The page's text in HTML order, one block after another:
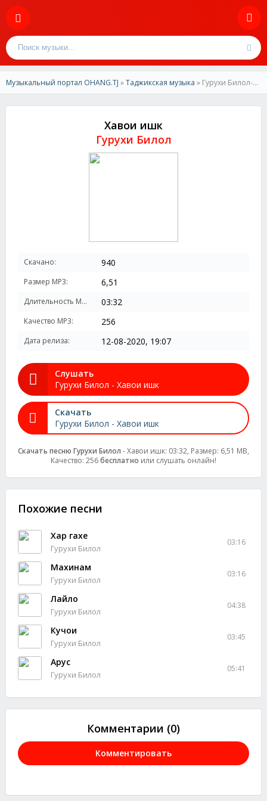
Музыкальный портал OHANG.TJ »Таджикская музыка » Гурухи Билол-Хавои ишк
Хавои ишк
Гурухи Билол
Скачано: 940
Размер MP3: 6,51
Длительность MP3: 03:32
Качество MP3: 256
Дата релиза: 12-08-2020, 19:07
Слушать
Гурухи Билол - Хавои ишк
Скачать
Гурухи Билол - Хавои ишк
Скачать песню Гурухи Билол - Хавои ишк: 03:32, Размер: 6,51 MB,
Качество: 256бесплатно или слушать онлайн!
Похожие песни
Хар гахе
Гурухи Билол
03:16
Махинам
Гурухи Билол
03:16
Лайло
Гурухи Билол
04:38
Кучои
Гурухи Билол
03:45
Арус
Гурухи Билол
05:41
Комментарии (0)
Комментировать